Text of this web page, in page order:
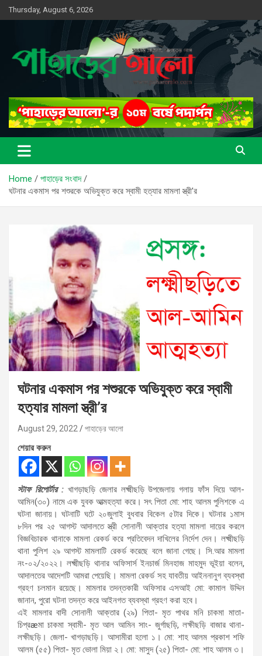
Skip
to
Thursday, August 6, 2026
পাহাড়ের আলো
সত্যের সন্ধানে, পাহাড়ের পথে
Home
পাহাড়ের সংবাদ
ঘটনার একমাস পর শশুরকে অভিযুক্ত করে স্বামী হত্যার মামলা স্ত্রী’র
ঘটনার একমাস পর শশুরকে অভিযুক্ত করে স্বামী
হত্যার মামলা স্ত্রী’র
August 29, 2022 পাহাড়ের আলো
শেয়ার করুন
স্টাফ রিপোর্টার :খাগড়াছড়ি জেলার লক্ষ্মীছড়ি উপজেলায় গলায় ফাঁস দিয়ে আল-
আমিন(৩০) নামে এক যুবক আত্মহত্যা করে। সৎ পিতা মো: শাহ আলম পুলিশকে এ
ঘটনা জানায়। ঘটনাটি ঘটে ২০জুলাই বুধবার বিকেল ৫টার দিকে। ঘটনার ১মাস
৮দিন পর ২৫ আগস্ট আদালতে স্ত্রী সোনালী আক্তার হত্যা মামলা দায়ের করলে
বিজ্ঞবিচারক থানাকে মামলা রেকর্ড করে প্রতিবেদন দাখিলের নির্দেশ দেন। লক্ষ্মীছড়ি
থানা পুলিশ ২৯ আগস্ট মামলাটি রেকর্ড করেছে বলে জানা গেছে। সি.আর মামলা
নং-০২/২০২২। লক্ষ্মীছড়ি থানার অফিসার্স ইনচার্জ মিনহাজ মাহমুদ ভূইয়া বলেন,
আদালতের আদেশটি আমরা পেয়েছি। মামলা রেকর্ড সহ যাবতীয় আইননানুগ ব্যবস্থা
গ্রহণ চলমান রয়েছে। মামলার তদন্তকারী অফিসার এসআই মো: কামাল উদ্দিন
জানান, পুরো ঘটনা তদন্ত করে আইনগত ব্যবস্থা গ্রহণ করা হবে।
এই মামলার বাদী সোনালী আক্তার (২৯) পিতা- মৃত পাথর মনি চাকমা মাতা-
চিপ্রæমা চাকমা স্বামী- মৃত আল আমিন সাং- জুর্গাছড়ি, লক্ষীছড়ি বাজার থানা-
লক্ষীছড়ি। জেলা- খাগড়াছড়ি। আসামীরা হলো ১। মো: শাহ আলম প্রকাশ শফি
আলম (৫৫) পিতা- মৃত ভোলা মিয়া ২। মো: মাসুদ (২৫) পিতা- মো: শাহ আলম ৩।